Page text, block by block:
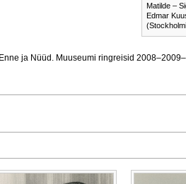
Matilde –
Edmar
ja Nüüd. Muuseumi ringreisid